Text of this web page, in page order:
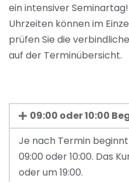
ein intensiver Seminartag!
Uhrzeiten können im
prüfen Sie die
auf der Terminübersicht.
09:00 oder 10:00
Je nach Termin
09:00 oder 10:00. Das
oder um 19:00.